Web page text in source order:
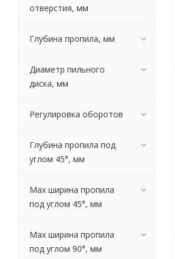
отверстия, мм
Глубина пропила, мм
Диаметр пильного
диска, мм
Регулировка оборотов
Глубина пропила под
углом 45°, мм
Мах ширина пропила
под углом 45°, мм
Мах ширина пропила
под углом 90°, мм